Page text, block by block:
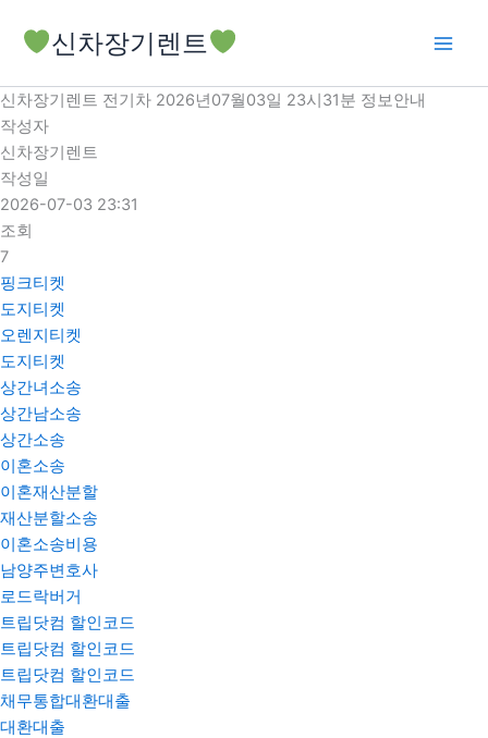
로
건
너
뛰
기
신차장기렌트
신차장기렌트 전기차 2026년07월03일 23시31분 정보안내
작성자
신차장기렌트
작성일
2026-07-03 23:31
조회
7
핑크티켓
도지티켓
오렌지티켓
도지티켓
상간녀소송
상간남소송
상간소송
이혼소송
이혼재산분할
재산분할소송
이혼소송비용
남양주변호사
로드락버거
트립닷컴 할인코드
트립닷컴 할인코드
트립닷컴 할인코드
채무통합대환대출
대환대출